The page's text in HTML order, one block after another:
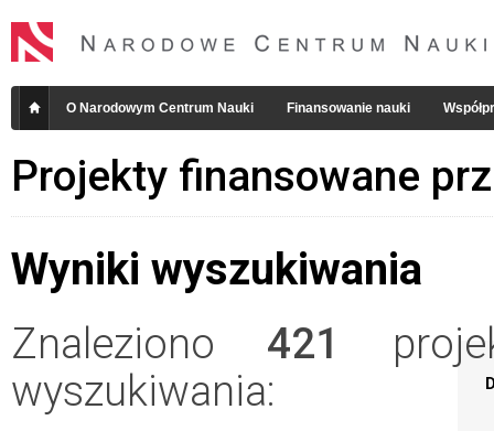
O Narodowym Centrum Nauki Finansowanie nauki
Projekty finansowane
Wyniki wyszukiwania
Znaleziono 421
wyszukiwania: